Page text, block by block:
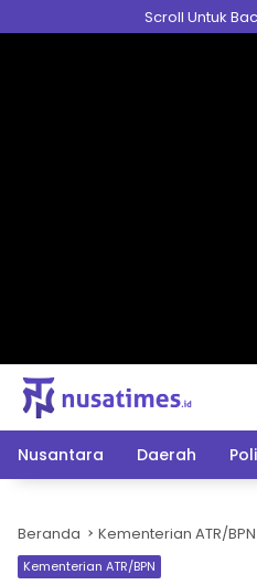
ke
Scroll Untuk
Nusantara Daerah
Beranda Kementerian ATR/BPN
Kementerian ATR/BPN